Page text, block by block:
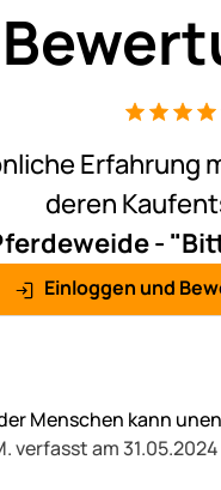
4
Erfahrung
deren
-
Einloggen und
Menschen kann
verfasst am